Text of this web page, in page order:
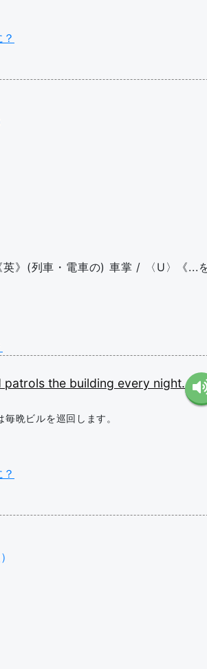
英》(列車・電車の) 車掌 / 〈U〉《...
patrols the building every night.
晩ビルを巡回します。